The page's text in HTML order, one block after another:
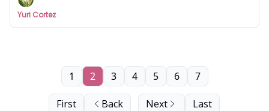
Yuri Cortez
First Back
1 2 3 4 5 6 7
Next Last